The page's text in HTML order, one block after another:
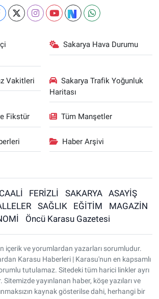
Sakarya Hava Durumu
Vakitleri
Sakarya Trafik Yoğunluk
Haritası
Fikstür Tüm Manşetler
Haber Arşivi
FERİZLİ SAKARYA
ASAYİŞ
SAĞLIK EĞİTİM
MAGAZİN
Öncü Karasu Gazetesi
içerik ve yorumlardan yazarları sorumludur.
Karasu Haberleri | Karasu'nun en kapsamlı
tutulamaz. Sitedeki tüm harici linkler ayrı
Sitemizde yayınlanan haber, köşe yazıları ve
kaynak gösterilse dahi, herhangi bir